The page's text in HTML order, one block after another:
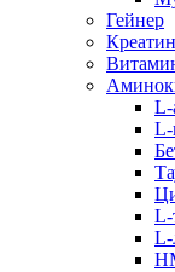
Гейнер
Креатин
L-
L-
L-
L-